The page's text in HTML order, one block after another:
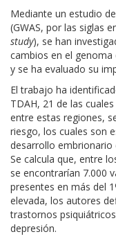
Mediante un estudio
(GWAS, por las siglas
study), se han
cambios en el
y se ha evaluado su
El trabajo ha
TDAH, 21 de las
entre estas regiones,
riesgo, los cuales son
desarrollo embrionario
Se calcula que, entre
se encontrarían 7.000
presentes en más del
elevada, los autores
trastornos
depresión.